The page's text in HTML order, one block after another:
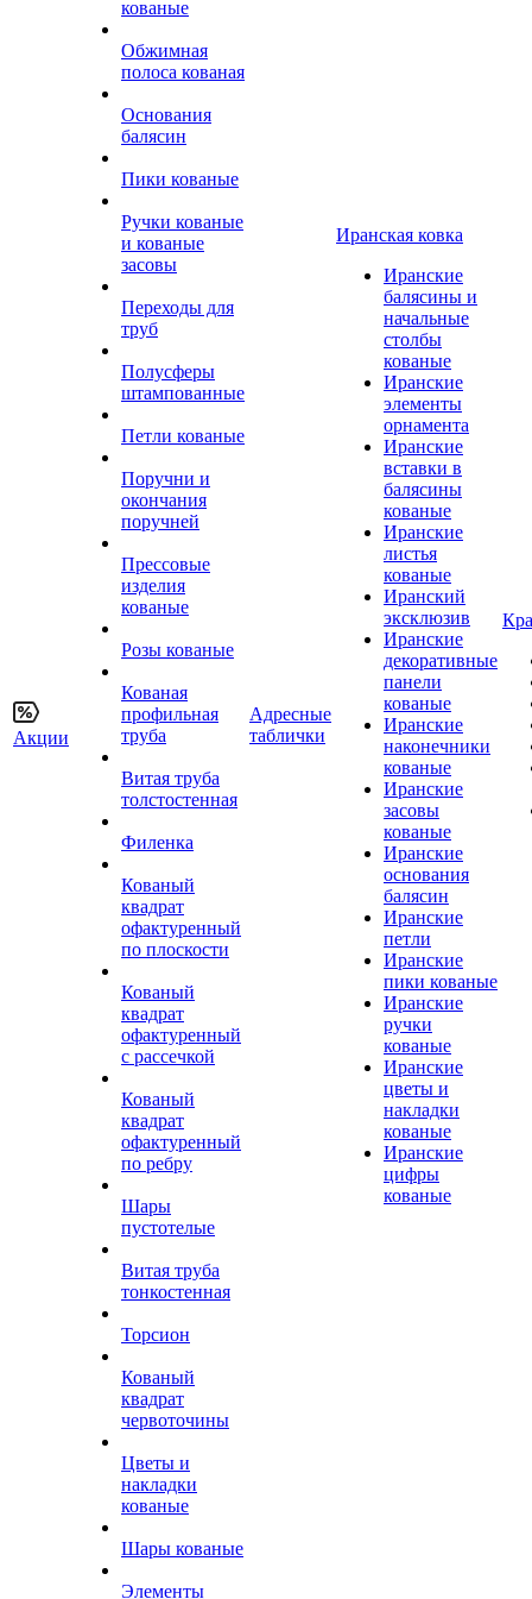
Акции
кованые
Обжимная
полоса кованая
Основания
балясин
Пики кованые
Ручки кованые
и кованые
засовы
Переходы для
труб
Полусферы
штампованные
Петли кованые
Поручни и
окончания
поручней
Прессовые
изделия
кованые
Розы кованые
Кованая
профильная
труба
Витая труба
толстостенная
Филенка
Кованый
квадрат
офактуренный
по плоскости
Кованый
квадрат
офактуренный
с рассечкой
Кованый
квадрат
офактуренный
по ребру
Шары
пустотелые
Витая труба
тонкостенная
Торсион
Кованый
квадрат
червоточины
Цветы и
накладки
кованые
Шары кованые
Элементы
Адресные
таблички
Иранская ковка
Иранские
балясины и
начальные
столбы
кованые
Иранские
элементы
орнамента
Иранские
вставки в
балясины
кованые
Иранские
листья
кованые
Иранский
эксклюзив
Иранские
декоративные
панели
кованые
Иранские
наконечники
кованые
Иранские
засовы
кованые
Иранские
основания
балясин
Иранские
петли
Иранские
пики кованые
Иранские
ручки
кованые
Иранские
цветы и
накладки
кованые
Иранские
цифры
кованые